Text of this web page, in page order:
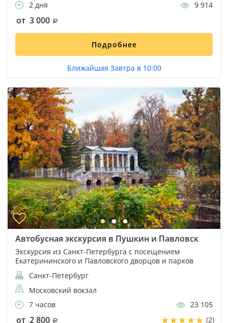
2 дня 9 914
от 3 000
Подробнее
Ближайшая Завтра в 10:00
Автобусная экскурсия в Пушкин и Павловск
Экскурсия из Санкт-Петербурга с посещением
Екатерининского и Павловского дворцов и парков
Санкт-Петербург
Московский вокзал
7 часов
23 105
от 2 800 (2)